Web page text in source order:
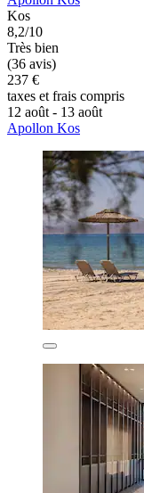
Kos
8,2/10
Très bien
(36 avis)
237 €
taxes et frais compris
12 août - 13 août
Apollon Kos